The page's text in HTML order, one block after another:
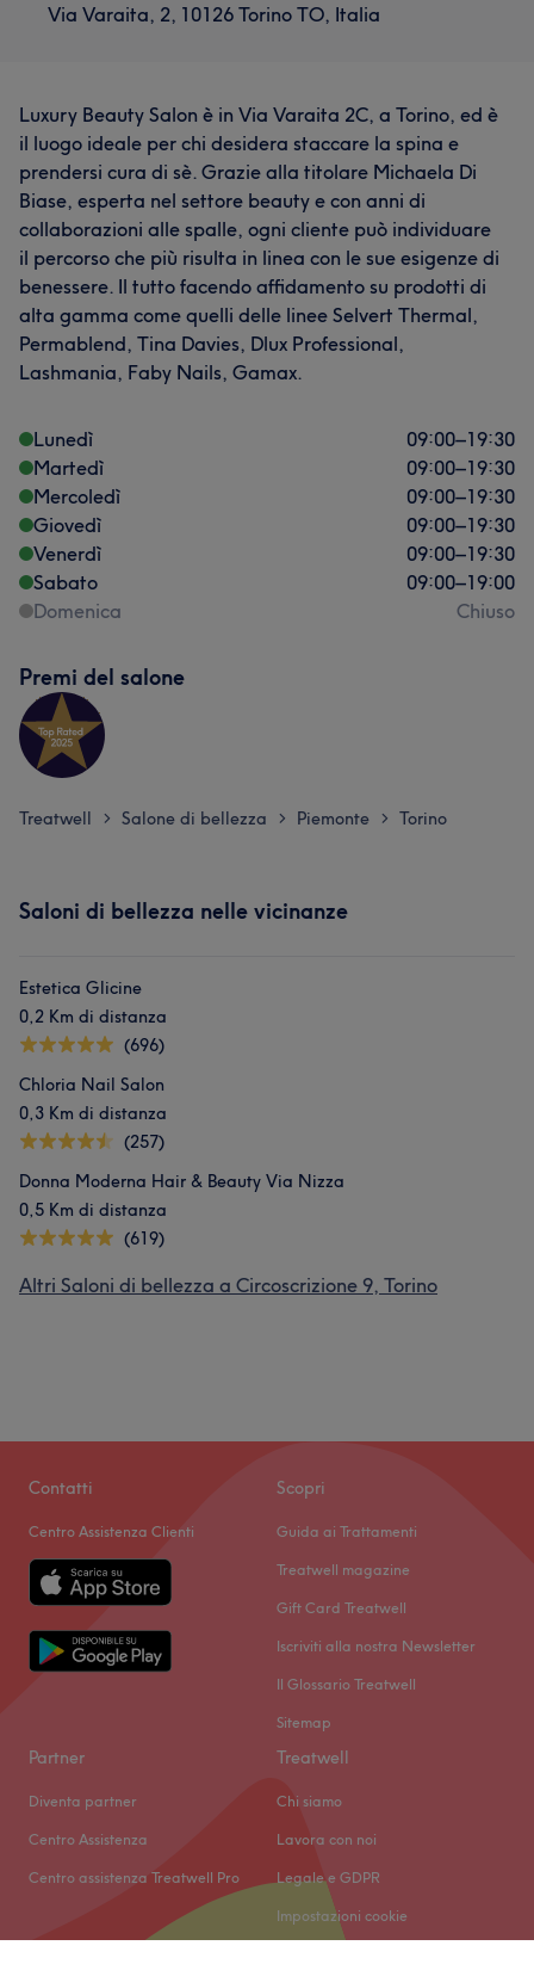
Via Varaita, 2, 10126 Torino TO, Italia
Luxury Beauty Salon è in Via Varaita 2C, a Torino, ed è
il luogo ideale per chi desidera staccare la spina e
prendersi cura di sè. Grazie alla titolare Michaela Di
Biase, esperta nel settore beauty e con anni di
collaborazioni alle spalle, ogni cliente può individuare
il percorso che più risulta in linea con le sue esigenze di
benessere. Il tutto facendo affidamento su prodotti di
alta gamma come quelli delle linee Selvert Thermal,
Permablend, Tina Davies, Dlux Professional,
Lashmania, Faby Nails, Gamax.
Lunedì 09:00–19:30
Martedì
09:00–19:30
Mercoledì
09:00–19:30
Giovedì
09:00–19:30
Venerdì
09:00–19:30
Sabato
09:00–19:00
Domenica
Chiuso
Premi del salone
Treatwell > Salone di bellezza > Piemonte > Torino
Saloni di bellezza nelle vicinanze
Estetica Glicine
0,2 Km di distanza
(696)
Chloria Nail Salon
0,3 Km di distanza
(257)
Donna Moderna Hair & Beauty Via Nizza
0,5 Km di distanza
(619)
Altri Saloni di bellezza a Circoscrizione 9, Torino
Contatti
Centro Assistenza Clienti
Scopri
Guida ai Trattamenti
Treatwell magazine
Gift Card Treatwell
Iscriviti alla nostra Newsletter
Il Glossario Treatwell
Sitemap
Partner
Diventa partner
Centro Assistenza
Centro assistenza Treatwell Pro
Treatwell
Chi siamo
Lavora con noi
Legale e GDPR
Impostazioni cookie